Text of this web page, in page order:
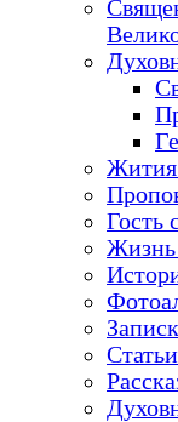
Жития
Гость
Жизнь
Статьи